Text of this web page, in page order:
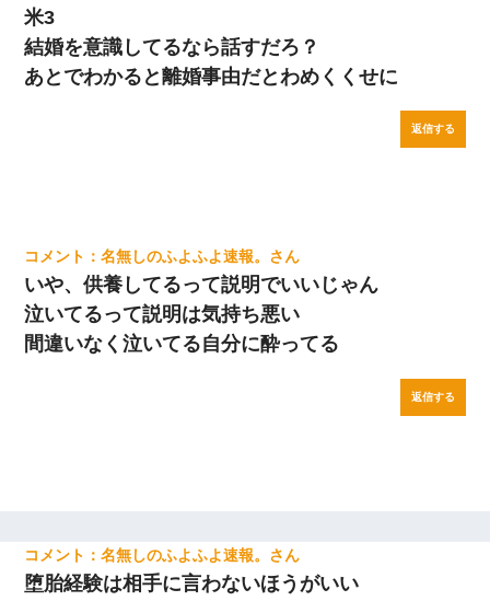
米3
結婚を意識してるなら話すだろ？
あとでわかると離婚事由だとわめくくせに
返信する
名無しのふよふよ速報。
いや、供養してるって説明でいいじゃん
泣いてるって説明は気持ち悪い
間違いなく泣いてる自分に酔ってる
返信する
名無しのふよふよ速報。
堕胎経験は相手に言わないほうがいい